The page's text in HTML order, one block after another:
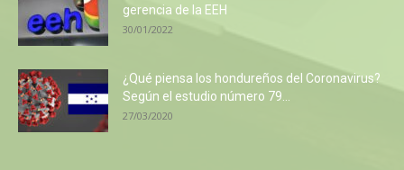
gerencia de la EEH
30/01/2022
¿Qué piensa los hondureños del Coronavirus?
Según el estudio número 79...
27/03/2020